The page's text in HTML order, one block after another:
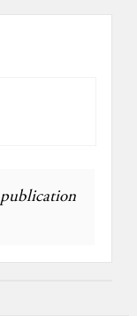
publication